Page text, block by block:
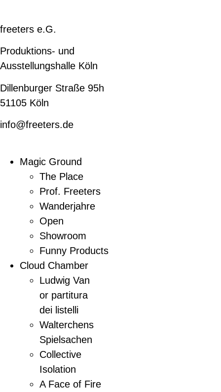
freeters e.G.
Produktions- und
Ausstellungshalle Köln
Dillenburger Straße 95h
51105 Köln
info@freeters.de
Magic Ground
The Place
Prof. Freeters
Wanderjahre
Open
Showroom
Funny Products
Cloud Chamber
Ludwig Van
or partitura
dei listelli
Walterchens
Spielsachen
Collective
Isolation
A Face of Fire